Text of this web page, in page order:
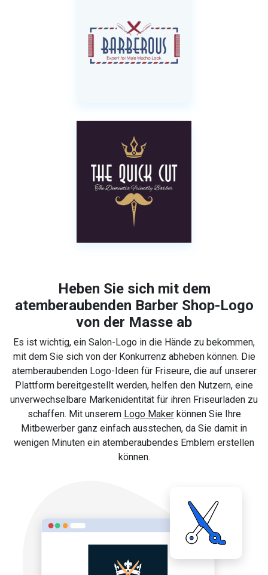
Heben Sie sich mit dem
atemberaubenden Barber Shop-Logo
von der Masse ab
Es ist wichtig, ein Salon-Logo in die Hände zu bekommen,
mit dem Sie sich von der Konkurrenz abheben können. Die
atemberaubenden Logo-Ideen für Friseure, die auf unserer
Plattform bereitgestellt werden, helfen den Nutzern, eine
unverwechselbare Markenidentität für ihren Friseurladen zu
schaffen. Mit unserem Logo Makerkönnen Sie Ihre
Mitbewerber ganz einfach ausstechen, da Sie damit in
wenigen Minuten ein atemberaubendes Emblem erstellen
können.